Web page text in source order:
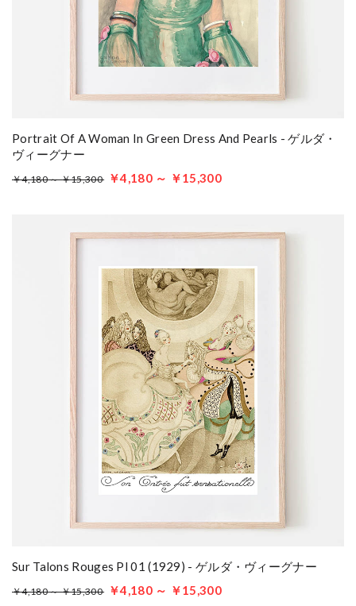
Portrait Of A Woman In Green Dress And Pearls - ゲルダ・
ヴィーグナー
￥4,180 ～ ￥15,300 ￥4,180 ～ ￥15,300
Sur Talons Rouges Pl 01 (1929) - ゲルダ・ヴィーグナー
￥4,180 ～ ￥15,300 ￥4,180 ～ ￥15,300